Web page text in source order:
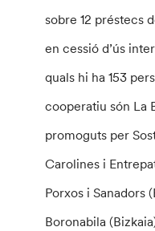
sobre 12 préstecs
en cessió d’ús
quals hi ha 153
cooperatiu són La
promoguts per
Carolines i
Porxos i Sanadors
Boronabila